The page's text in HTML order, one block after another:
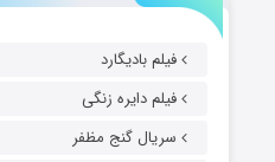
فیلم بادیگارد
فیلم دایره زنگی
سریال گنج مظفر